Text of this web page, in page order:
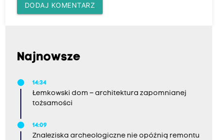
DODAJ KOMENTARZ
Najnowsze
14:34
Łemkowski dom – architektura zapomnianej
tożsamości
14:09
Znaleziska archeologiczne nie opóźnią remontu